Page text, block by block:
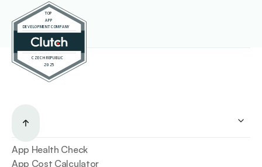
Služby
App Health Check
App Cost Calculator